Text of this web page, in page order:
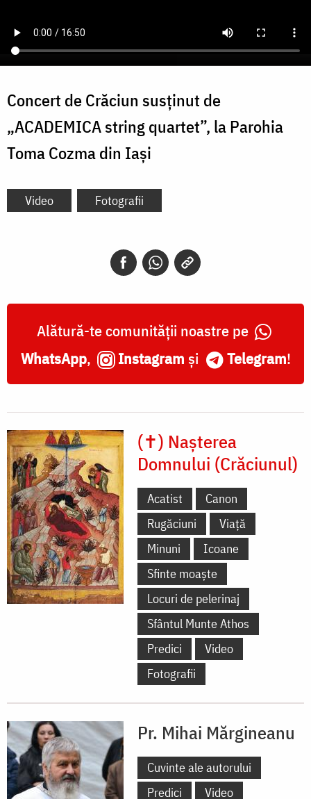
Concert de Crăciun susținut de
„ACADEMICA string quartet”, la Parohia
Toma Cozma din Iași
Video Fotografii
Alătură-te comunității noastre pe
WhatsApp, Instagram și Telegram!
(✝) Nașterea
Domnului (Crăciunul)
Acatist
Canon
Rugăciuni
Viață
Minuni
Icoane
Sfinte moaște
Locuri de pelerinaj
Sfântul Munte Athos
Predici
Video
Fotografii
Pr. Mihai Mărgineanu
Cuvinte ale autorului
Predici
Video